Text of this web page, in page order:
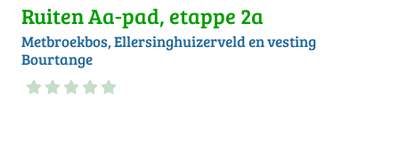
Ruiten Aa-pad, etappe 2a
Metbroekbos, Ellersinghuizerveld en vesting
Bourtange